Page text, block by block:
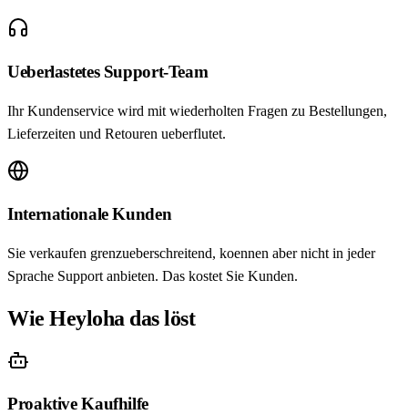
Ueberlastetes Support-Team
Ihr Kundenservice wird mit wiederholten Fragen zu Bestellungen,
Lieferzeiten und Retouren ueberflutet.
Internationale Kunden
Sie verkaufen grenzueberschreitend, koennen aber nicht in jeder
Sprache Support anbieten. Das kostet Sie Kunden.
Wie Heyloha das löst
Proaktive Kaufhilfe